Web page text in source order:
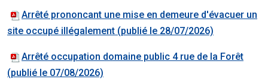
Arrêté prononcant une mise en demeure d'évacuer un
site occupé illégalement (publié le 28/07/2026)
Arrêté occupation domaine public 4 rue de la Forêt
(publié le 07/08/2026)